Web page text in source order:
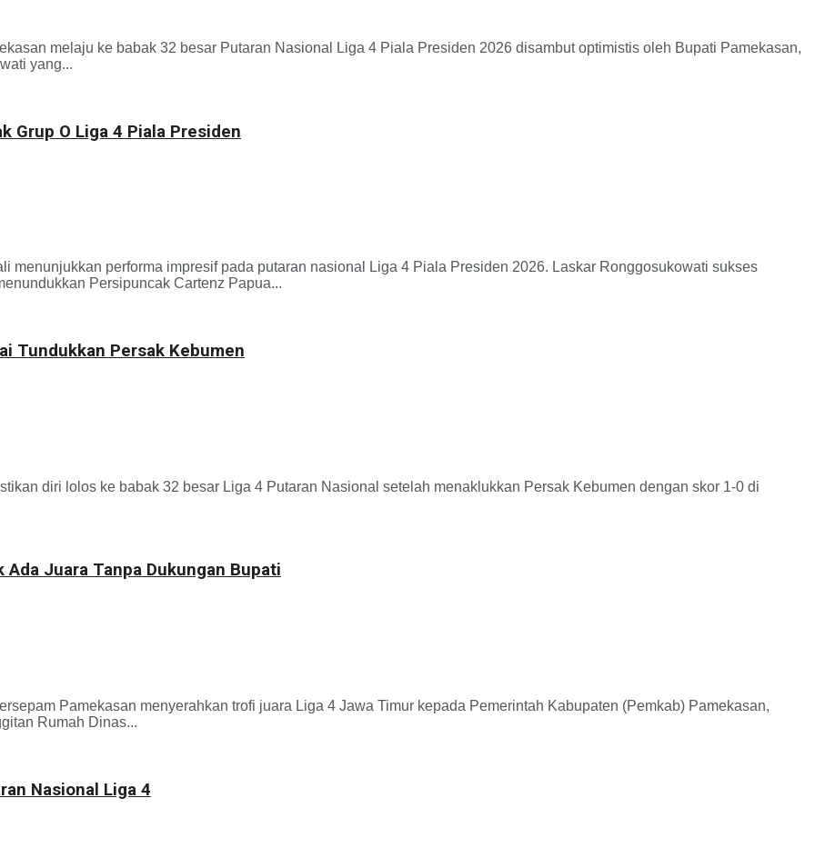
melaju ke babak 32 besar Putaran Nasional Liga 4 Piala Presiden 2026 disambut optimistis oleh Bupati Pamekasan,
yang...
Grup O Liga 4 Piala Presiden
menunjukkan performa impresif pada putaran nasional Liga 4 Piala Presiden 2026. Laskar Ronggosukowati sukses
Persipuncak Cartenz Papua...
Tundukkan Persak Kebumen
diri lolos ke babak 32 besar Liga 4 Putaran Nasional setelah menaklukkan Persak Kebumen dengan skor 1-0 di
Juara Tanpa Dukungan Bupati
Pamekasan menyerahkan trofi juara Liga 4 Jawa Timur kepada Pemerintah Kabupaten (Pemkab) Pamekasan,
Rumah Dinas...
Nasional Liga 4